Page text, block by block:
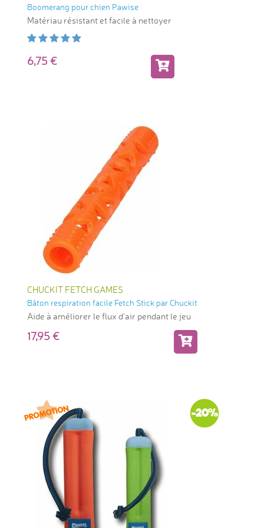
Boomerang pour chien Pawise
Matériau résistant et facile à nettoyer
6,75
CHUCKIT FETCH GAMES
Bâton respiration facile Fetch Stick par Chuckit
Aide à améliorer le flux d'air pendant le jeu
17,95
-20%